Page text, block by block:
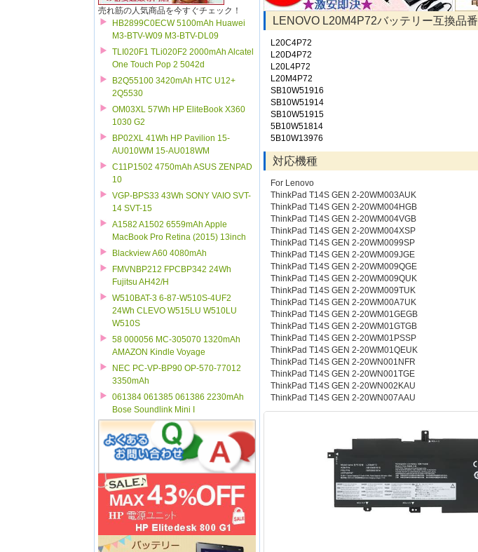
売れ筋の人気商品を今すぐチェック！
HB2899C0ECW 5100mAh Huawei
M3-BTV-W09 M3-BTV-DL09
TLI020F1 TLi020F2 2000mAh Alcatel
One Touch Pop 2 5042d
B2Q55100 3420mAh HTC U12+
2Q5530
OM03XL 57Wh HP EliteBook X360
1030 G2
BP02XL 41Wh HP Pavilion 15-
AU010WM 15-AU018WM
C11P1502 4750mAh ASUS ZENPAD
10
VGP-BPS33 43Wh SONY VAIO SVT-
14 SVT-15
A1582 A1502 6559mAh Apple
MacBook Pro Retina (2015) 13inch
Blackview A60 4080mAh
FMVNBP212 FPCBP342 24Wh
Fujitsu AH42/H
W510BAT-3 6-87-W510S-4UF2
24Wh CLEVO W515LU W510LU
W510S
58 000056 MC-305070 1320mAh
AMAZON Kindle Voyage
NEC PC-VP-BP90 OP-570-77012
3350mAh
061384 061385 061386 2230mAh
Bose Soundlink Mini I
LENOVO L20M4P72バッテリー互換品番
L20C4P72
L20D4P72
L20L4P72
L20M4P72
SB10W51916
SB10W51914
SB10W51915
5B10W51814
5B10W13976
対応機種
For Lenovo
ThinkPad T14S GEN 2-20WM003AUK
ThinkPad T14S GEN 2-20WM004HGB
ThinkPad T14S GEN 2-20WM004VGB
ThinkPad T14S GEN 2-20WM004XSP
ThinkPad T14S GEN 2-20WM0099SP
ThinkPad T14S GEN 2-20WM009JGE
ThinkPad T14S GEN 2-20WM009QGE
ThinkPad T14S GEN 2-20WM009QUK
ThinkPad T14S GEN 2-20WM009TUK
ThinkPad T14S GEN 2-20WM00A7UK
ThinkPad T14S GEN 2-20WM01GEGB
ThinkPad T14S GEN 2-20WM01GTGB
ThinkPad T14S GEN 2-20WM01PSSP
ThinkPad T14S GEN 2-20WM01QEUK
ThinkPad T14S GEN 2-20WN001NFR
ThinkPad T14S GEN 2-20WN001TGE
ThinkPad T14S GEN 2-20WN002KAU
ThinkPad T14S GEN 2-20WN007AAU